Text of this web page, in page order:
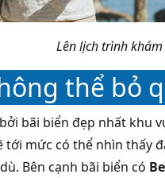
Lên lịch trình
thể bỏ
bãi biển đẹp nhất
tới mức có thể nhìn thấy
Bên cạnh bãi biển có